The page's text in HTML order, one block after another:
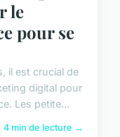
le
pour se
il est crucial de
digital pour
Les petite...
4 min de lecture →